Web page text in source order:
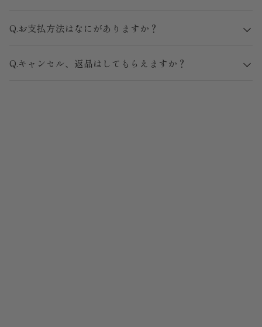
Q.お支払方法はなにがありますか？
Q.キャンセル、返品はしてもらえますか？